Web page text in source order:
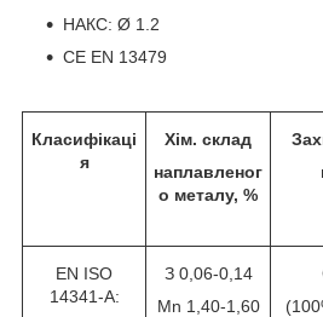
НАКС: Ø 1.2
CE EN 13479
Класифікаці
я
Хім. склад
наплавленог
о металу, %
EN ISO
14341-A:
З 0,06-0,14
Mn 1,40-1,60